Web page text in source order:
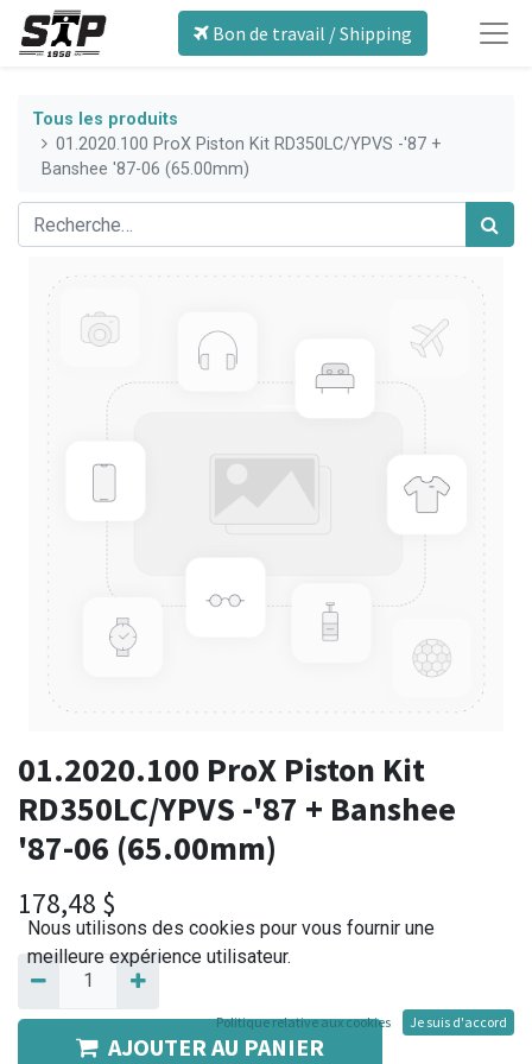
Bon de travail / Shipping
Tous les produits
01.2020.100 ProX Piston Kit RD350LC/YPVS -'87 +
Banshee '87-06 (65.00mm)
01.2020.100 ProX Piston Kit
RD350LC/YPVS -'87 + Banshee
'87-06 (65.00mm)
178,48 $
AJOUTER AU PANIER
Nous utilisons des cookies pour vous fournir une
meilleure expérience utilisateur.
Politique relative aux cookies Je suis d'accord